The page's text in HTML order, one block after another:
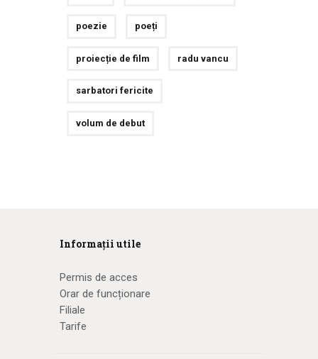
poezie poeți
proiecție de film radu vancu
sarbatori fericite
volum de debut
Informații utile
Permis de acces
Orar de funcționare
Filiale
Tarife